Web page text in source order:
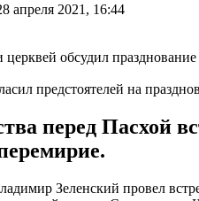
апреля 2021, 16:44
предстоятелей на
перед Пасхой
Зеленский провел